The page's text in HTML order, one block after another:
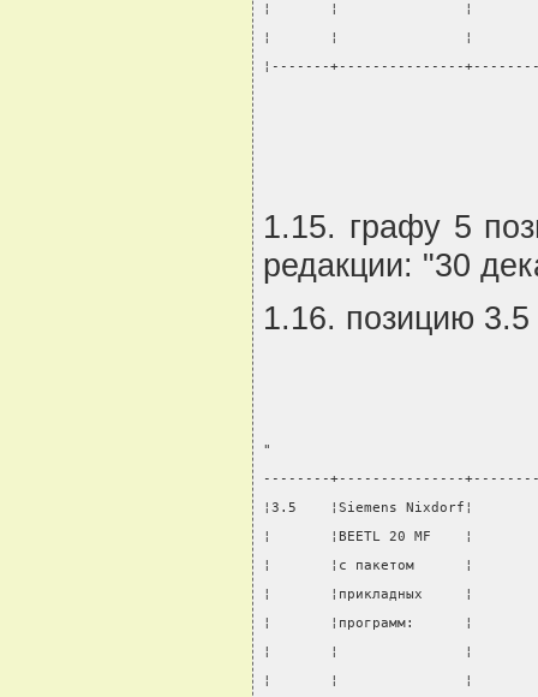
¦       ¦               ¦
¦       ¦               ¦
¦-------+---------------
1.15. графу 5
редакции: "30
1.16. позицию
"
--------+---------------
¦3.5    ¦Siemens Nixdorf¦
¦       ¦BEETL 20 MF    ¦
¦       ¦с пакетом      ¦
¦       ¦прикладных     ¦
¦       ¦программ:      ¦
¦       ¦               ¦
¦       ¦               ¦